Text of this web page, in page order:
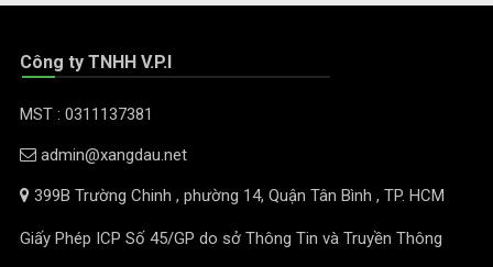
Công ty TNHH V.P.I
MST : 0311137381
admin@xangdau.net
399B Trường Chinh , phường 14, Quận Tân Bình , TP. HCM
Giấy Phép ICP Số 45/GP do sở Thông Tin và Truyền Thông